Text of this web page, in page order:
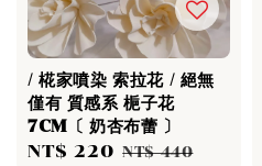
/ 椛家噴染 索拉花 / 絕無
僅有 質感系 梔子花
7CM〔 奶杏布蕾 〕
Sale
NT$ 220 Regular
NT$ 440